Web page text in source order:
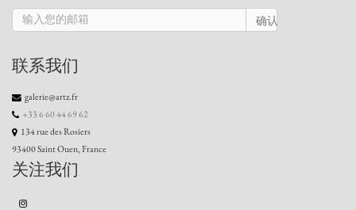
确认
联系我们
galerie@artz.fr
+33 6 60 44 69 62
134 rue des Rosiers
93400 Saint Ouen, France
关注我们